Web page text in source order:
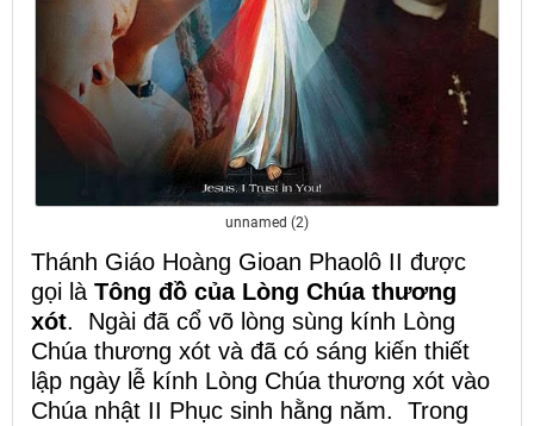
unnamed (2)
Thánh Giáo Hoàng Gioan Phaolô II được
gọi là Tông đồ của Lòng Chúa thương
xót. Ngài đã cổ võ lòng sùng kính Lòng
Chúa thương xót và đã có sáng kiến thiết
lập ngày lễ kính Lòng Chúa thương xót vào
Chúa nhật II Phục sinh hằng năm. Trong